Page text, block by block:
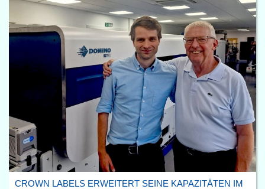
CROWN LABELS ERWEITERT SEINE KAPAZITÄTEN IM